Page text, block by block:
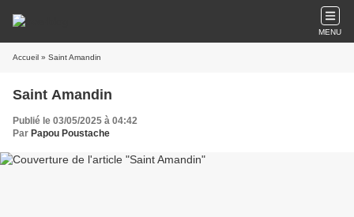
MENU
Accueil » Saint Amandin
Saint Amandin
Publié le 03/05/2025 à 04:42
Par Papou Poustache